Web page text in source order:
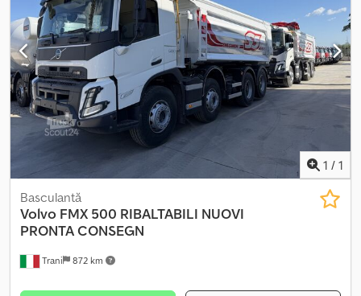
pentru transport local Djdpezqxldjfx Akbjwa ? Încălzitor de
staționare ? Regulator de viteză ? Frână cu disc ? Jante din aliaj
ușor ? Sistem de navigație ? Racord pentru ulei pentru
funcționare cu remorcă ? Conector Duomatic ? ABS ? Computer
de bord ? Blocare diferențial ? Suspensie pneumatică cu arcuri ?
Volan multifuncțional ? Cuplă de remorcare, 50 mm, cu știft ?
Geamuri electrice ? Oglinzi electrice + încălzite ? Trapă de
acoperiș ? Parasolar ? Scaune încălzite ? Claxon pneumatic Toate
informațiile sunt furnizate fără garanție / Ne rezervăm dreptul de a
vinde vehiculul înainte.
1 / 1
Trani 872 km
Basculantă
Volvo FMX 500 RIBALTABILI NUOVI
PRONTA CONSEGN